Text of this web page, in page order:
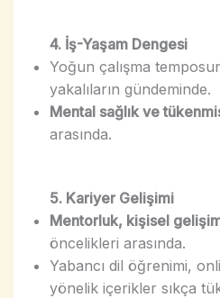
4. İş-Yaşam Dengesi
Yoğun çalışma
yakalıların gündeminde.
Mental sağlık ve
arasında.
5. Kariyer Gelişimi
Mentorluk, kişisel
öncelikleri arasında.
Yabancı dil öğrenimi,
yönelik içerikler sıkça